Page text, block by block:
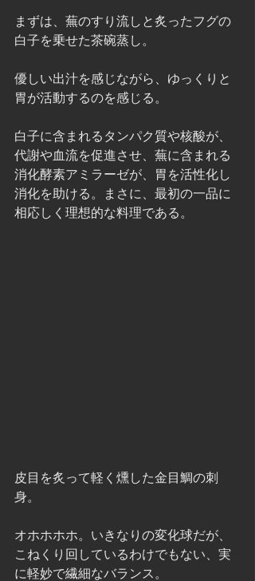
まずは、蕪のすり流しと炙ったフグの
白子を乗せた茶碗蒸し。
優しい出汁を感じながら、ゆっくりと
胃が活動するのを感じる。
白子に含まれるタンパク質や核酸が、
代謝や血流を促進させ、蕪に含まれる
消化酵素アミラーゼが、胃を活性化し
消化を助ける。まさに、最初の一品に
相応しく理想的な料理である。
皮目を炙って軽く燻した金目鯛の刺
身。
オホホホホ。いきなりの変化球だが、
こねくり回しているわけでもない、実
に軽妙で繊細なバランス。